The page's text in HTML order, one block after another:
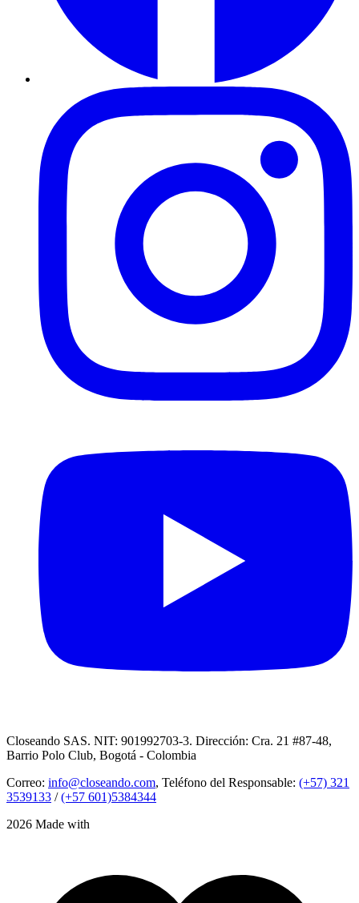
Closeando SAS. NIT: 901992703-3. Dirección: Cra. 21 #87-48,
Barrio Polo Club, Bogotá - Colombia
Correo: info@closeando.com, Teléfono del Responsable: (+57) 321
3539133 /(+57 601)5384344
2026 Made with